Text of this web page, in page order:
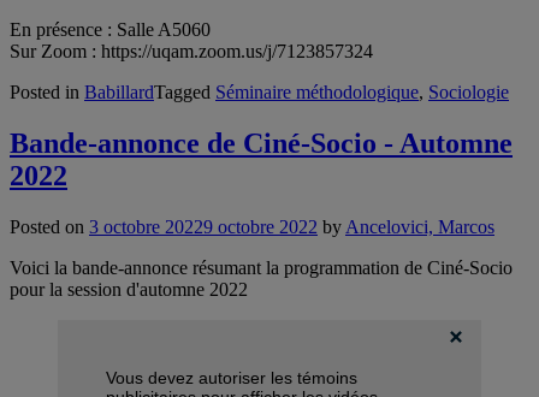
En présence : Salle A5060
Sur Zoom : https://uqam.zoom.us/j/7123857324
Posted in BabillardTagged Séminaire méthodologique, Sociologie
Bande-annonce de Ciné-Socio - Automne
2022
Posted on 3 octobre 20229 octobre 2022 by Ancelovici, Marcos
Voici la bande-annonce résumant la programmation de Ciné-Socio
pour la session d'automne 2022
Vous devez autoriser les témoins